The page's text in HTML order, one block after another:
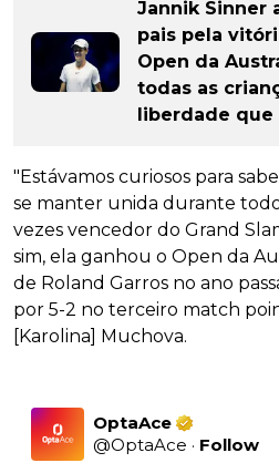
Jannik Sinner
pais pela
Open da
todas as
liberdade que
"Estávamos curiosos para
se manter unida durante
vezes vencedor do Grand
sim, ela ganhou o Open da
de Roland Garros no ano
por 5-2 no terceiro match
[Karolina] Muchova.
OptaAce
@OptaAce · Follow